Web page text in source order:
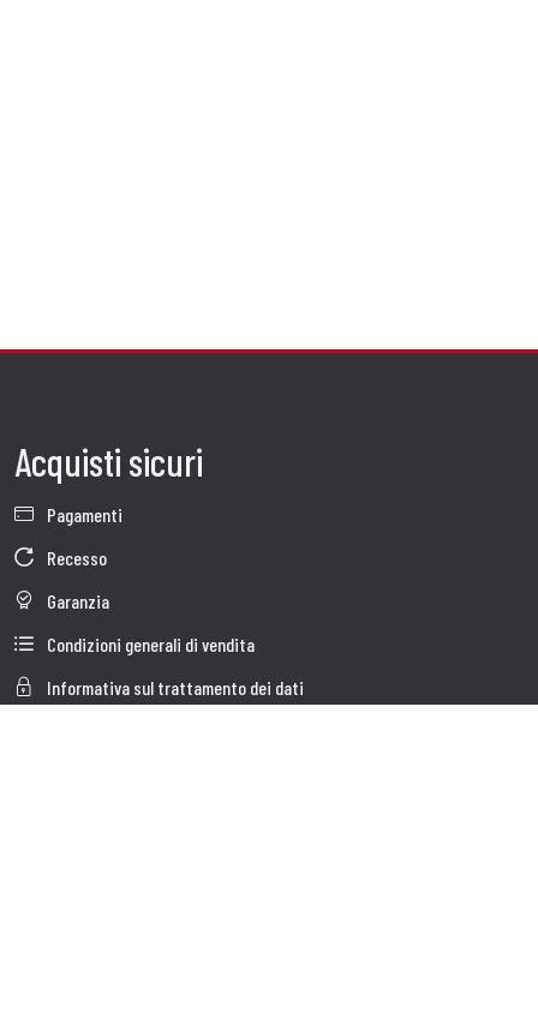
Acquisti sicuri
Pagamenti
Recesso
Garanzia
Condizioni generali di vendita
Informativa sul trattamento dei dati